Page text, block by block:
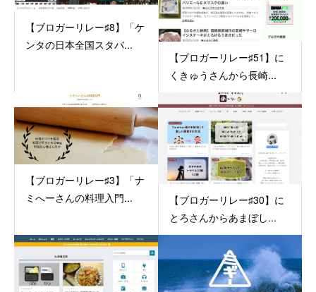
【ブロガーリレー♯8】「ケ
ンタの日本全国スタバ...
【ブロガーリレー♯51】に
くきゅうさんから長崎...
【ブロガーリレー♯3】「ナ
ミへーさんの料理入門...
【ブロガーリレー♯30】に
とろさんからあまぼし...